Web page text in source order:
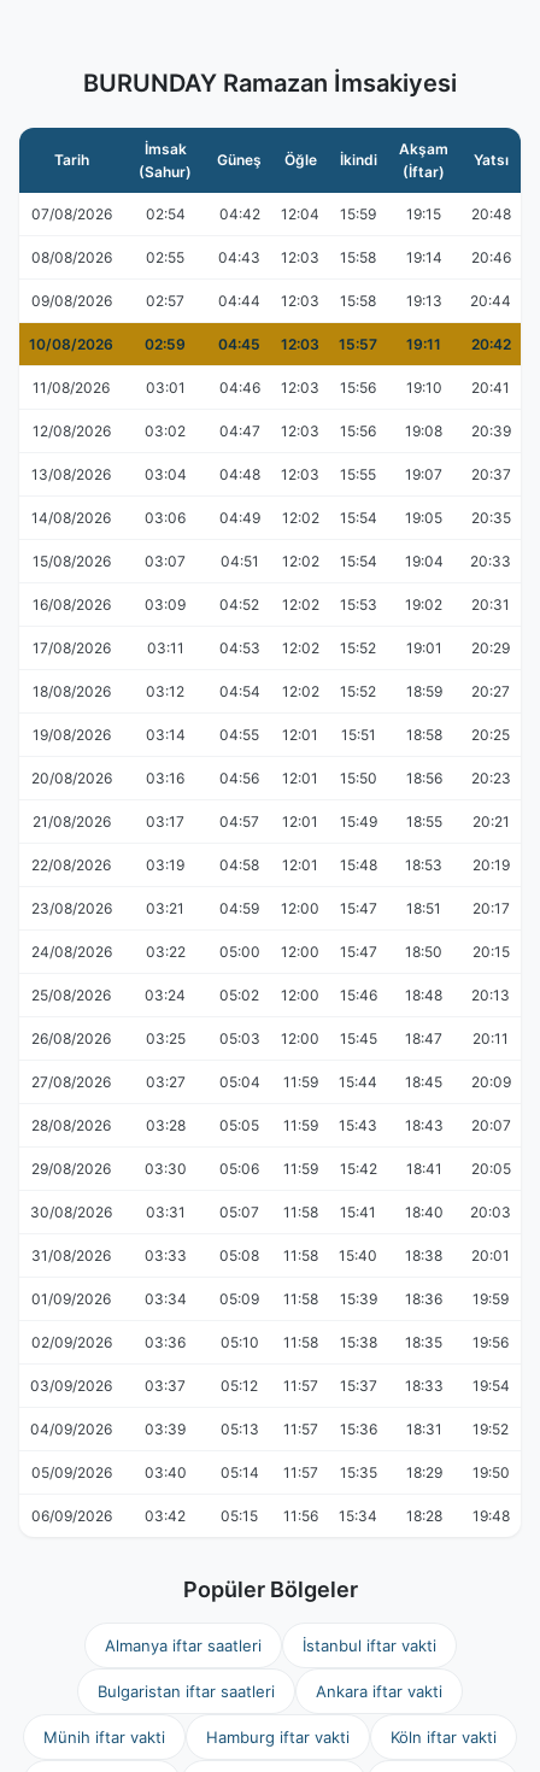
BURUNDAY Ramazan İmsakiyesi
Tarih
İmsak
(Sahur)
Güneş Öğle İkindi
Akşam
(İftar)
Yatsı
07/08/2026 02:54 04:42 12:04 15:59 19:15 20:48
08/08/2026 02:55 04:43 12:03 15:58 19:14 20:46
09/08/2026 02:57 04:44 12:03 15:58 19:13 20:44
10/08/2026 02:59 04:45 12:03 15:57 19:11 20:42
11/08/2026 03:01 04:46 12:03 15:56 19:10 20:41
12/08/2026 03:02 04:47 12:03 15:56 19:08 20:39
13/08/2026 03:04 04:48 12:03 15:55 19:07 20:37
14/08/2026 03:06 04:49 12:02 15:54 19:05 20:35
15/08/2026 03:07 04:51 12:02 15:54 19:04 20:33
16/08/2026 03:09 04:52 12:02 15:53 19:02 20:31
17/08/2026 03:11 04:53 12:02 15:52 19:01 20:29
18/08/2026 03:12 04:54 12:02 15:52 18:59 20:27
19/08/2026 03:14 04:55 12:01 15:51 18:58 20:25
20/08/2026 03:16 04:56 12:01 15:50 18:56 20:23
21/08/2026 03:17 04:57 12:01 15:49 18:55 20:21
22/08/2026 03:19 04:58 12:01 15:48 18:53 20:19
23/08/2026 03:21 04:59 12:00 15:47 18:51 20:17
24/08/2026 03:22 05:00 12:00 15:47 18:50 20:15
25/08/2026 03:24 05:02 12:00 15:46 18:48 20:13
26/08/2026 03:25 05:03 12:00 15:45 18:47 20:11
27/08/2026 03:27 05:04 11:59 15:44 18:45 20:09
28/08/2026 03:28 05:05 11:59 15:43 18:43 20:07
29/08/2026 03:30 05:06 11:59 15:42 18:41 20:05
30/08/2026 03:31 05:07 11:58 15:41 18:40 20:03
31/08/2026 03:33 05:08 11:58 15:40 18:38 20:01
01/09/2026 03:34 05:09 11:58 15:39 18:36 19:59
02/09/2026 03:36 05:10 11:58 15:38 18:35 19:56
03/09/2026 03:37 05:12 11:57 15:37 18:33 19:54
04/09/2026 03:39 05:13 11:57 15:36 18:31 19:52
05/09/2026 03:40 05:14 11:57 15:35 18:29 19:50
06/09/2026 03:42 05:15 11:56 15:34 18:28 19:48
Popüler Bölgeler
Almanya iftar saatleri İstanbul iftar vakti
Bulgaristan iftar saatleri Ankara iftar vakti
Münih iftar vakti Hamburg iftar vakti Köln iftar vakti